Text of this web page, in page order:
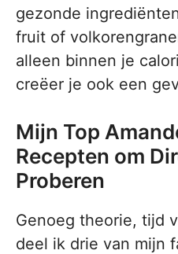
gezonde
fruit of
alleen binnen je
creëer je ook een
Mijn Top
Recepten om
Proberen
Genoeg theorie, tijd
deel ik drie van mijn